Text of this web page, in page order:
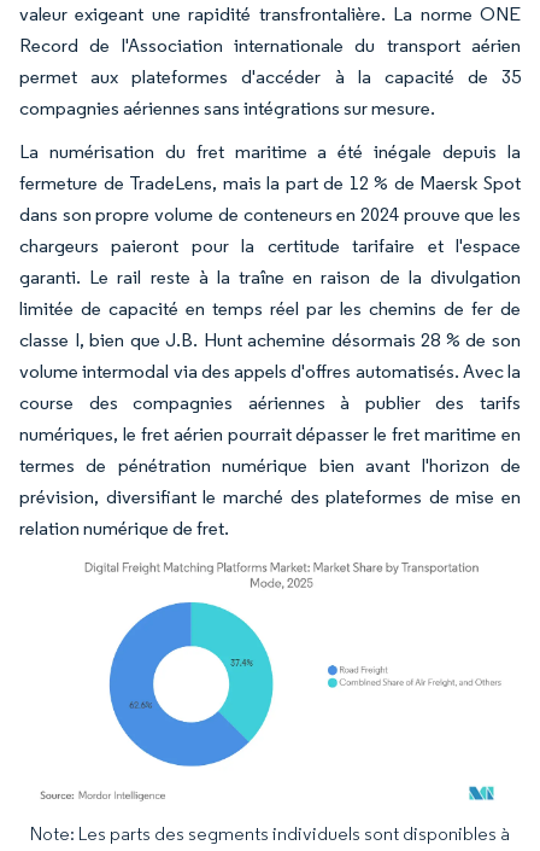
valeur exigeant une rapidité transfrontalière. La norme ONE
Record de l'Association internationale du transport aérien
permet aux plateformes d'accéder à la capacité de 35
compagnies aériennes sans intégrations sur mesure.
La numérisation du fret maritime a été inégale depuis la
fermeture de TradeLens, mais la part de 12 % de Maersk Spot
dans son propre volume de conteneurs en 2024 prouve que les
chargeurs paieront pour la certitude tarifaire et l'espace
garanti. Le rail reste à la traîne en raison de la divulgation
limitée de capacité en temps réel par les chemins de fer de
classe I, bien que J.B. Hunt achemine désormais 28 % de son
volume intermodal via des appels d'offres automatisés. Avec la
course des compagnies aériennes à publier des tarifs
numériques, le fret aérien pourrait dépasser le fret maritime en
termes de pénétration numérique bien avant l'horizon de
prévision, diversifiant le marché des plateformes de mise en
relation numérique de fret.
Image © Mordor Intelligence. La réutilisation nécessite une attribution sous CC BY
Note: Les parts des segments individuels sont disponibles à